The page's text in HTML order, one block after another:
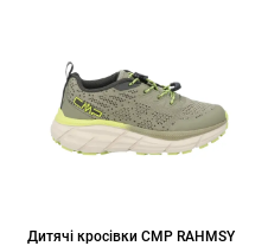
Дитячі кросівки CMP RAHMSY